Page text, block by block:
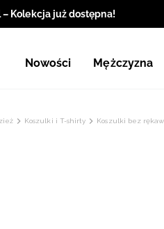
– Kolekcja już dostępna!
Nowości Mężczyzna
Koszulki i T-shirty Koszulki bez